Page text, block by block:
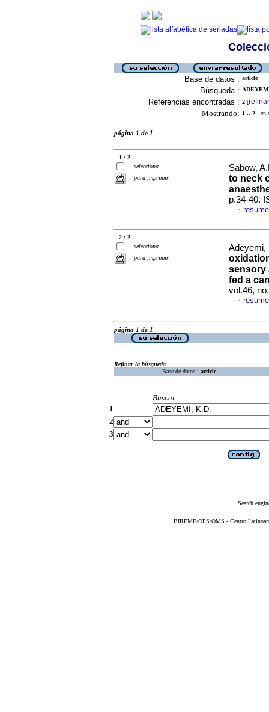
Base de datos : article
Búsqueda :
Referencias encontradas : 2 [refinar
Mostrando: 1 .. 2 en
página 1 de 1
1 / 2
selecciona
para imprimir
Sabow,
to neck
p.34-40.
·
2 / 2
selecciona
para imprimir
Adeyemi,
sensory
fed a
vol.46,
·
página 1 de 1
Refinar la búsqueda
Base de datos : article
Buscar
1
2
3
Search
BIREME/OPS/OMS - Centro